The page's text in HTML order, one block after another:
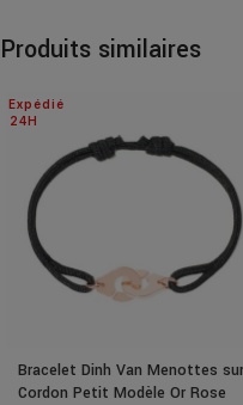
Produits similaires
24H
Expédié
Bracelet Dinh Van Menottes sur
Cordon Petit Modèle Or Rose